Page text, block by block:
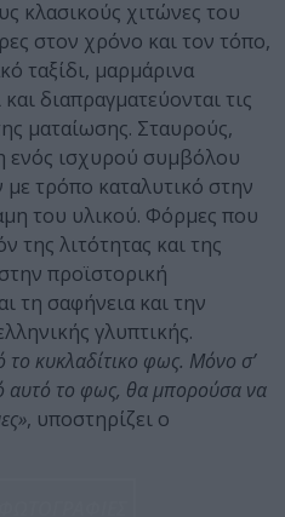
κλασικούς χιτώνες του
στον χρόνο και τον τόπο,
ταξίδι, μαρμάρινα
διαπραγματεύονται τις
ματαίωσης. Σταυρούς,
ενός ισχυρού συμβόλου
με τρόπο καταλυτικό στην
του υλικού. Φόρμες που
της λιτότητας και της
προϊστορική
τη σαφήνεια και την
γλυπτικής.
κυκλαδίτικο φως. Μόνο σ’
αυτό το φως, θα μπορούσα να
, υποστηρίζει ο